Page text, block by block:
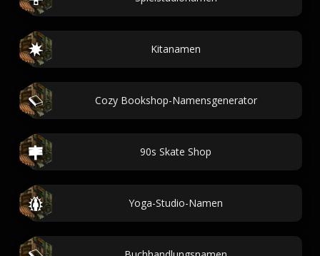
Kitanamen
Cozy Bookshop-Namensgenerator
90s Skate Shop
Yoga-Studio-Namen